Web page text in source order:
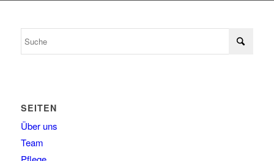
SEITEN
Über uns
Team